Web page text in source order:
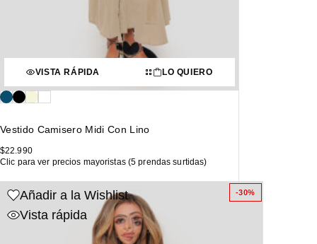
VISTA RÁPIDA LO QUIERO
Vestido Camisero Midi Con Lino
$22.990
Clic para ver precios mayoristas (5 prendas surtidas)
-30%
Añadir a la Wishlist
Vista rápida